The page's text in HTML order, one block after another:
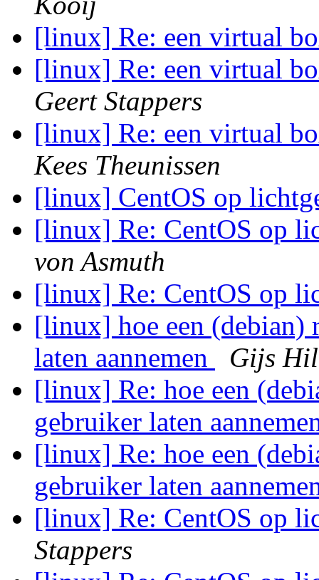
[linux] Re: een virtual
[linux] Re: een virtual
Geert Stappers
[linux] Re: een virtual
Kees Theunissen
[linux] CentOS op
[linux] Re: CentOS op
von Asmuth
[linux] Re: CentOS op
[linux] hoe een (debian)
laten aannemen
Gijs
[linux] Re: hoe een
gebruiker laten
[linux] Re: hoe een
gebruiker laten
[linux] Re: CentOS op
Stappers